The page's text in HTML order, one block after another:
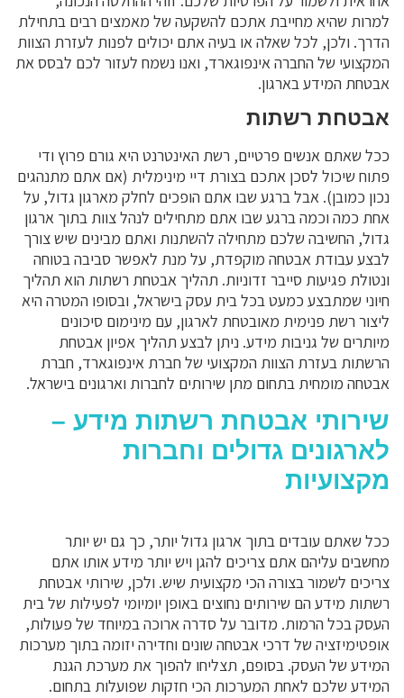
למרות שהיא מחייבת אתכם להשקעה של מאמצים רבים בתחילת
הדרך. ולכן, לכל שאלה או בעיה אתם יכולים לפנות לעזרת הצוות
המקצועי של החברה אינפוגארד, ואנו נשמח לעזור לכם לבסס את
אבטחת המידע בארגון.
אבטחת רשתות
ככל שאתם אנשים פרטיים, רשת האינטרנט היא גורם פרוץ ודי
פתוח שיכול לסכן אתכם בצורת דיי מינימלית (אם אתם מתנהגים
נכון כמובן). אבל ברגע שבו אתם הופכים לחלק מארגון גדול, על
אחת כמה וכמה ברגע שבו אתם מתחילים לנהל צוות בתוך ארגון
גדול, החשיבה שלכם מתחילה להשתנות ואתם מבינים שיש צורך
לבצע עבודת אבטחה מוקפדת, על מנת לאפשר סביבה בטוחה
ונטולת פגיעות סייבר זדוניות. תהליך אבטחת רשתות הוא תהליך
חיוני שמתבצע כמעט בכל בית עסק בישראל, ובסופו המטרה היא
ליצור רשת פנימית מאובטחת לארגון, עם מינימום סיכונים
מיותרים של גניבות מידע. ניתן לבצע תהליך אפיון אבטחת
הרשתות בעזרת הצוות המקצועי של חברת אינפוגארד, חברת
אבטחה מומחית בתחום מתן שירותים לחברות וארגונים בישראל.
שירותי אבטחת רשתות מידע –
לארגונים גדולים וחברות
מקצועיות
ככל שאתם עובדים בתוך ארגון גדול יותר, כך גם יש יותר
מחשבים עליהם אתם צריכים להגן ויש יותר מידע אותו אתם
צריכים לשמור בצורה הכי מקצועית שיש. ולכן, שירותי אבטחת
רשתות מידע הם שירותים נחוצים באופן יומיומי לפעילות של בית
העסק בכל הרמות. מדובר על סדרה ארוכה במיוחד של פעולות,
אופטימיזציה של דרכי אבטחה שונים וחדירה יזומה בתוך מערכות
המידע של העסק. בסופם, תצליחו להפוך את מערכת הגנת
המידע שלכם לאחת המערכות הכי חזקות שפועלות בתחום.